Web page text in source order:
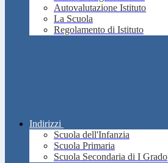
Autovalutazione Istituto
La Scuola
Regolamento di Istituto
Indirizzi
Scuola dell'Infanzia
Scuola Primaria
Scuola Secondaria di I Grado